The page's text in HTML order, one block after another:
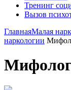
Тренинг
Вызов
ГлавнаяМалая
наркологии